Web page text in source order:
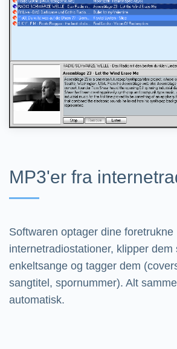
MP3'er fra
Softwaren optager dine foretrukne
internetradiostationer, klipper dem
enkeltsange og tagger dem
sangtitel, spornummer). Alt
automatisk.